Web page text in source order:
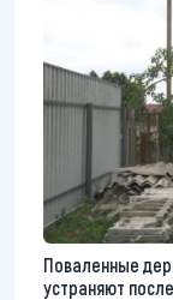
Поваленные
устраняют